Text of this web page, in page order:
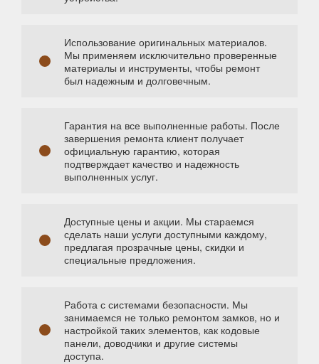
Использование оригинальных материалов.
Мы применяем исключительно проверенные
материалы и инструменты, чтобы ремонт
был надежным и долговечным.
Гарантия на все выполненные работы. После
завершения ремонта клиент получает
официальную гарантию, которая
подтверждает качество и надежность
выполненных услуг.
Доступные цены и акции. Мы стараемся
сделать наши услуги доступными каждому,
предлагая прозрачные цены, скидки и
специальные предложения.
Работа с системами безопасности. Мы
занимаемся не только ремонтом замков, но и
настройкой таких элементов, как кодовые
панели, доводчики и другие системы
доступа.